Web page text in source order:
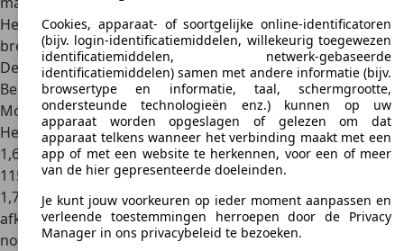
Het model biedt een goed zicht rondom, ondanks de
brede C-stijlen.
De veiligheidsnorm is hoog.
Belangrijke gegevens
Motor
Het basismodel van de Chevrolet Trax is uitgerust met een
1,6-liter benzinemotor met een maximaal vermogen van
115 pk. De 1,4-liter turbobenzinemotor levert 140 pk en de
1,7-liter dieselmotor 130 pk. Alle motorvarianten zijn
afkomstig van Opel en voldoen aan de eisen van de Euro 5-
norm. Alle modellen werden standaard geleverd met
Cookies, apparaat- of soortgelijke online-identificatoren
(bijv. login-identificatiemiddelen, willekeurig toegewezen
identificatiemiddelen, netwerk-gebaseerde
identificatiemiddelen) samen met andere informatie (bijv.
browsertype en informatie, taal, schermgrootte,
ondersteunde technologieën enz.) kunnen op uw
apparaat worden opgeslagen of gelezen om dat
apparaat telkens wanneer het verbinding maakt met een
app of met een website te herkennen, voor een of meer
van de hier gepresenteerde doeleinden.
Je kunt jouw voorkeuren op ieder moment aanpassen en
verleende toestemmingen herroepen door de Privacy
Manager in ons privacybeleid te bezoeken.